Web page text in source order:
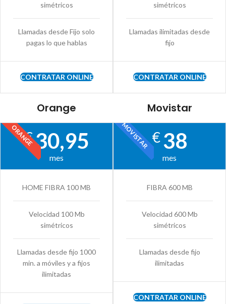
simétricos
Llamadas desde Fijo solo
pagas lo que hablas
CONTRATAR ONLINE
simétricos
Llamadas ilimitadas desde
fijo
CONTRATAR ONLINE
Orange
ORANGE
€30,95
mes
HOME FIBRA 100 MB
Velocidad 100 Mb
simétricos
Llamadas desde fijo 1000
min. a móviles y a fijos
ilimitadas
Movistar
MOVISTAR€38
mes
FIBRA 600 MB
Velocidad 600 Mb
simétricos
Llamadas desde fijo
ilimitadas
CONTRATAR ONLINE